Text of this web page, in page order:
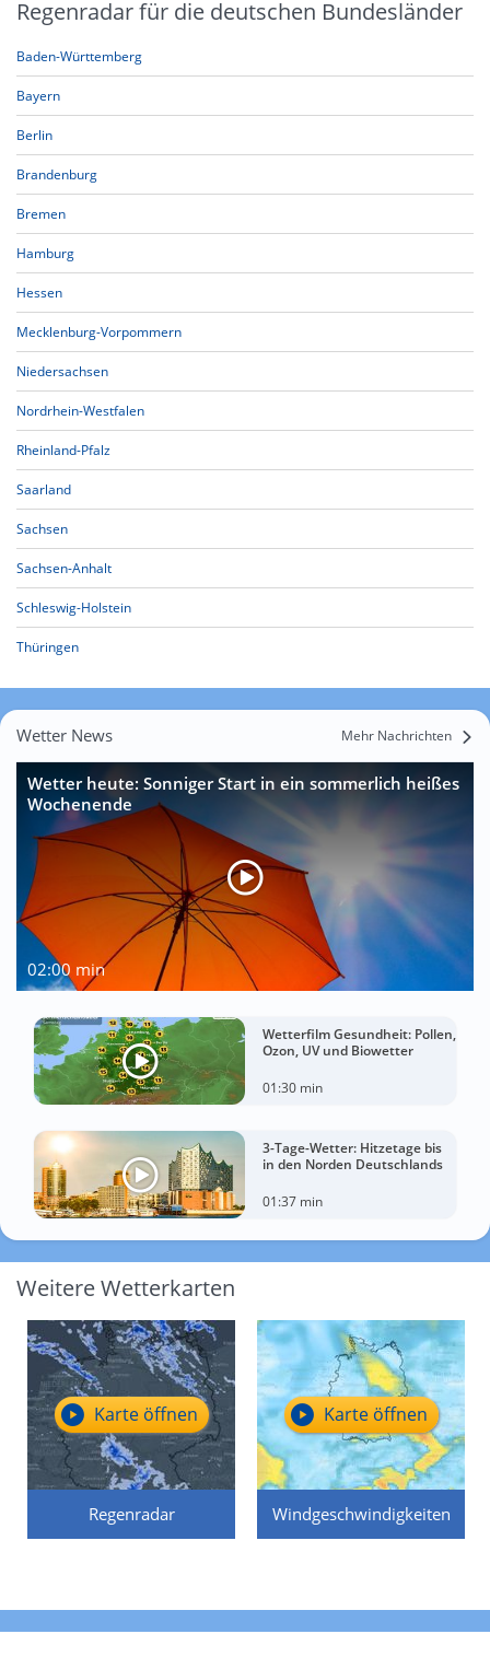
Regenradar für die deutschen Bundesländer
Baden-Württemberg
Bayern
Berlin
Brandenburg
Bremen
Hamburg
Hessen
Mecklenburg-Vorpommern
Niedersachsen
Nordrhein-Westfalen
Rheinland-Pfalz
Saarland
Sachsen
Sachsen-Anhalt
Schleswig-Holstein
Thüringen
Wetter News Mehr Nachrichten
Wetter heute: Sonniger Start in ein sommerlich heißes
Wochenende
02:00 min
Wetterfilm Gesundheit: Pollen,
Ozon, UV und Biowetter
01:30 min
3-Tage-Wetter: Hitzetage bis
in den Norden Deutschlands
01:37 min
Weitere Wetterkarten
Regenradar
Karte öffnen
Windgeschwindigkeiten
Karte öffnen